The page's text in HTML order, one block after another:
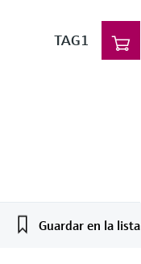
TAG1
Guardar en la lista